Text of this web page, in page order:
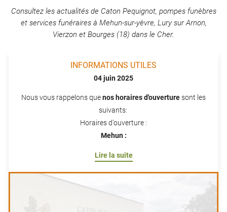
Consultez les actualités de Caton Pequignot, pompes funèbres
et services funéraires à Mehun-sur-yèvre, Lury sur Arnon,
Vierzon et Bourges (18) dans le Cher.
INFORMATIONS UTILES
04 juin 2025
Nous vous rappelons quenos horaires d'ouverturesont les
suivants:
Horaires d'ouverture :
Mehun :
9h/12h - 14h/18h
Samedi : 9h/12h - 15h/17h
Horaires d'ouverture :
Lire la suite